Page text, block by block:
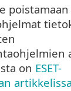
on ESET-
artikkelissa